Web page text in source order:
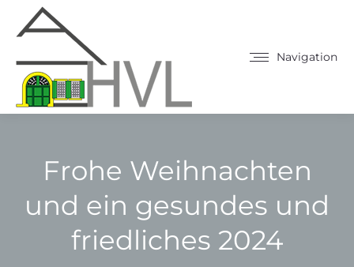
Navigation
Frohe Weihnachten
und ein gesundes und
friedliches 2024